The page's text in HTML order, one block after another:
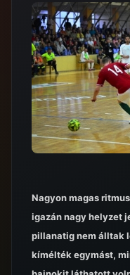
Nagyon magas
igazán nagy helyzet
pillanatig nem álltak
kímélték egymást,